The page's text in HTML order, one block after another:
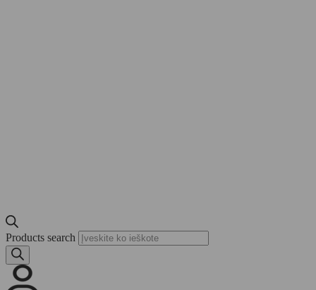
Products search